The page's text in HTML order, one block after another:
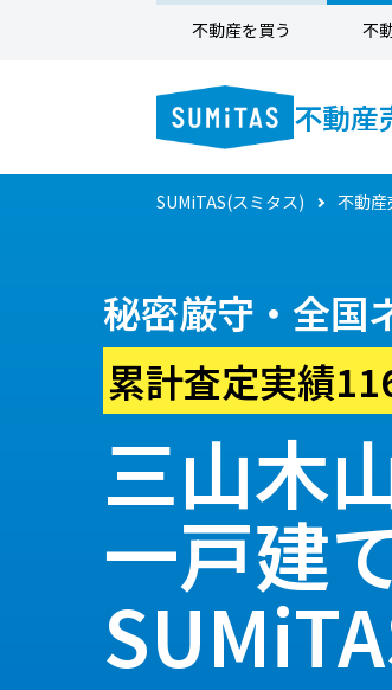
不動産を買う 不
不動産
SUMiTAS(スミタス) 不動産
秘密厳守・全国
累計査定実績
三山木
一戸建